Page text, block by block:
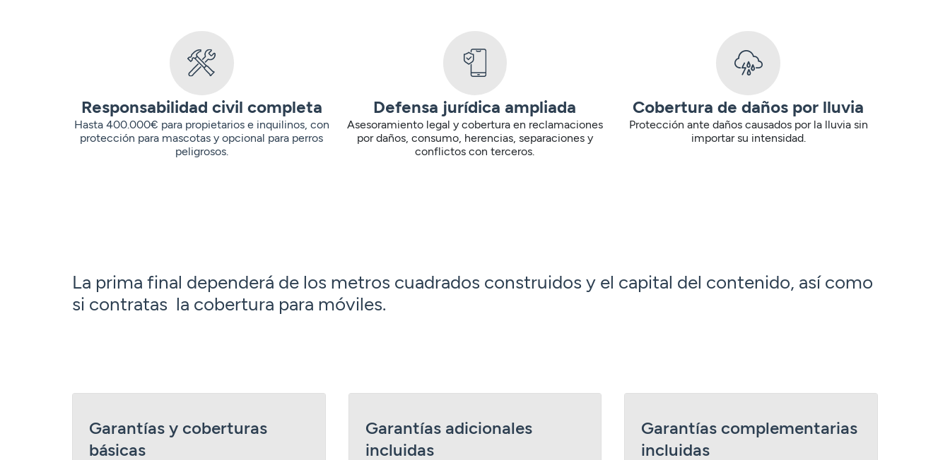
Responsabilidad civil completa
Hasta 400.000€ para propietarios e inquilinos, con
protección para mascotas y opcional para perros
peligrosos.
Defensa jurídica ampliada
Asesoramiento legal y cobertura en reclamaciones
por daños, consumo, herencias, separaciones y
conflictos con terceros.
Cobertura de daños por lluvia
Protección ante daños causados por la lluvia sin
importar su intensidad.
La prima final dependerá de los metros cuadrados construidos y el capital del contenido, así como
si contratas la cobertura para móviles.
Garantías y coberturas
básicas
Garantías adicionales
incluidas
Garantías complementarias
incluidas